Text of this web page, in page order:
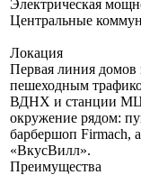
Электрическая
Центральные
Локация
Первая линия домов
пешеходным
ВДНХ и станции МЦК
окружение рядом:
барбершоп Firmach,
«ВкусВилл».
Преимущества